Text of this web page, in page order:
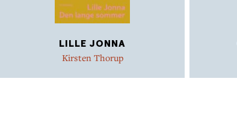
LILLE JONNA
Kirsten Thorup